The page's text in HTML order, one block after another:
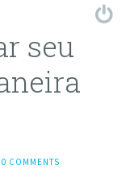
seu
0 COMMENTS